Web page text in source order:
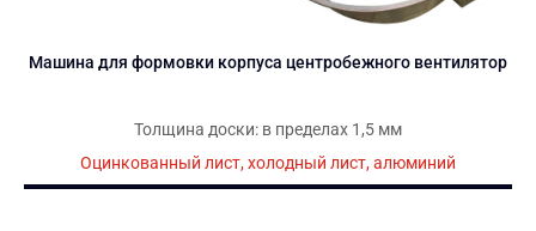
Машина для формовки корпуса центробежного вентилятор
Толщина доски: в пределах 1,5 мм
Оцинкованный лист, холодный лист, алюминий